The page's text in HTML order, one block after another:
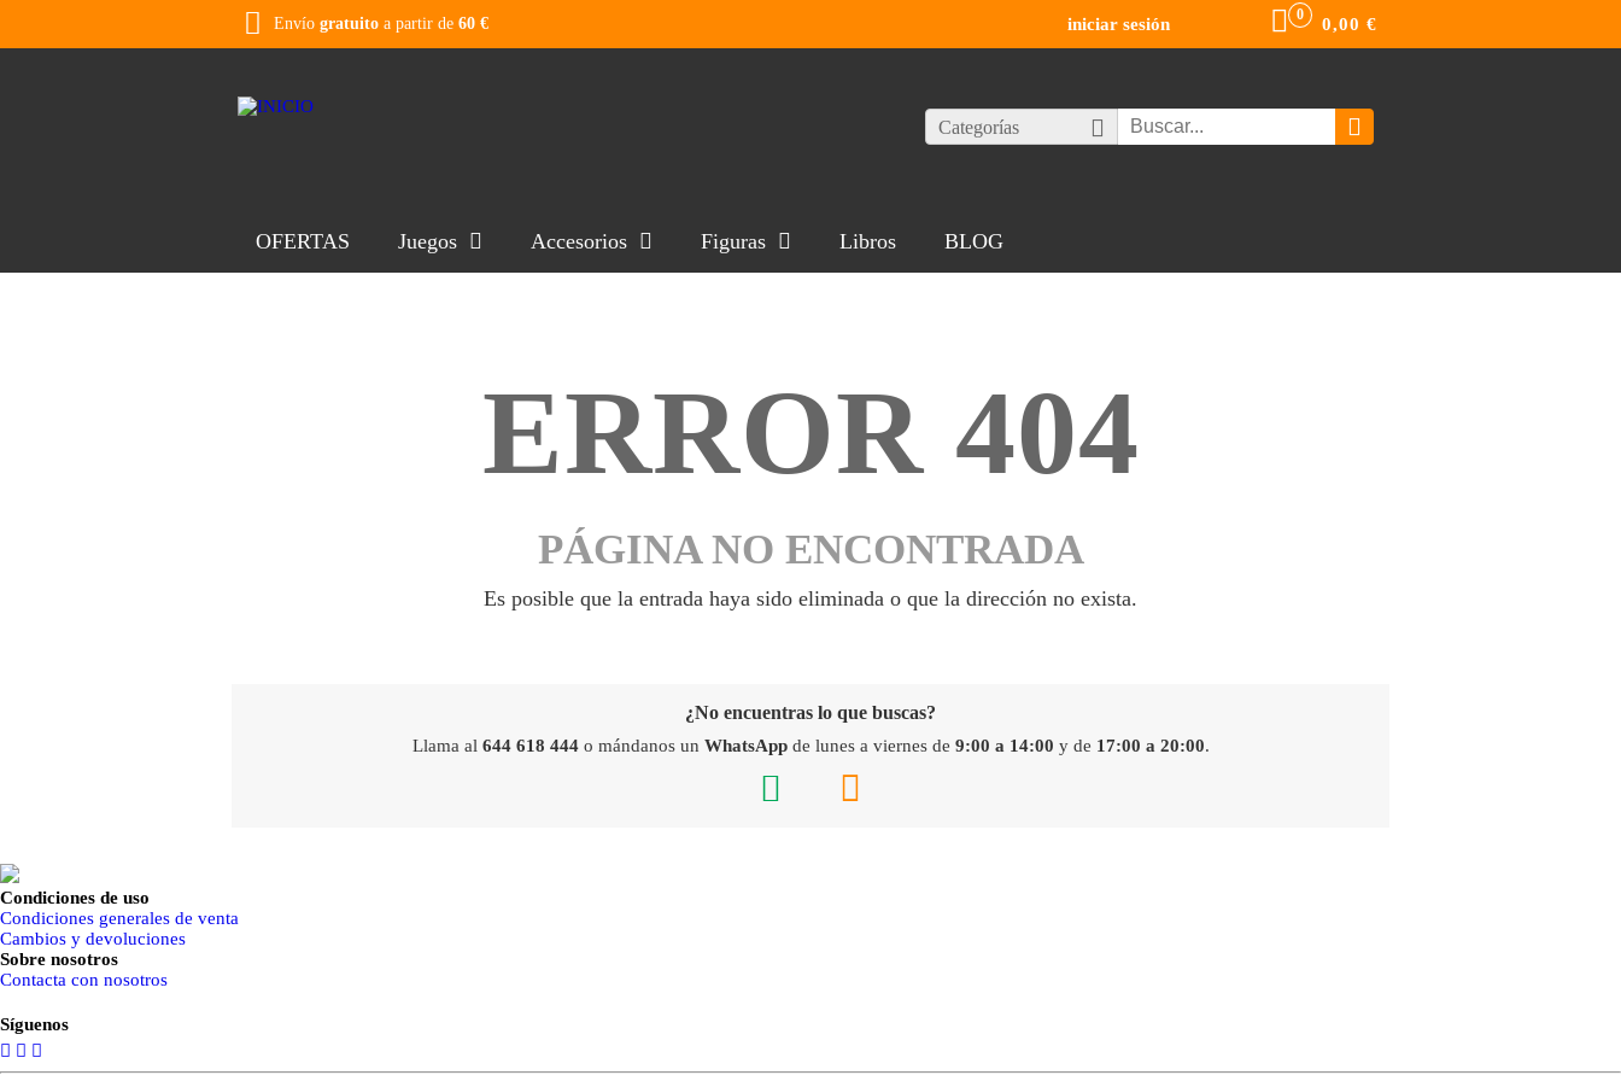
Envío gratuito a partir de 60 € 0 0,00 €
iniciar sesión
Categorías
OFERTAS Juegos Accesorios Figuras Libros BLOG
ERROR 404
PÁGINA NO ENCONTRADA
Es posible que la entrada haya sido eliminada o que la dirección no exista.
¿No encuentras lo que buscas?
Llama al 644 618 444o mándanos un WhatsAppde lunes a viernes de 9:00 a 14:00 y de 17:00 a 20:00.
Condiciones de uso
Condiciones generales de venta
Cambios y devoluciones
Sobre nosotros
Contacta con nosotros
Síguenos